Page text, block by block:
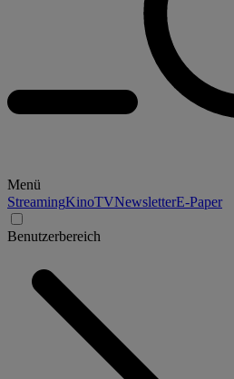
Menü
StreamingKinoTVNewsletterE-Paper
Benutzerbereich